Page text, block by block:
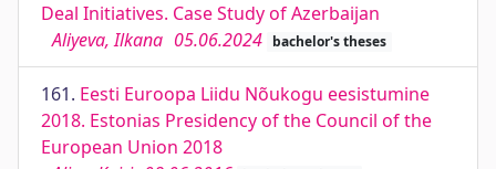
Deal Initiatives. Case Study of Azerbaijan
Aliyeva, Ilkana 05.06.2024 bachelor's theses
161. Eesti Euroopa Liidu Nõukogu eesistumine
2018. Estonias Presidency of the Council of the
European Union 2018